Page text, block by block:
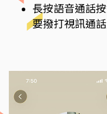
長按語音通話
要撥打視訊通